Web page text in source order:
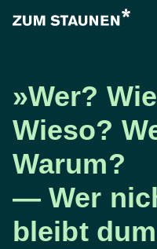
»Wer?
Wieso?
Warum?
— Wer
bleibt